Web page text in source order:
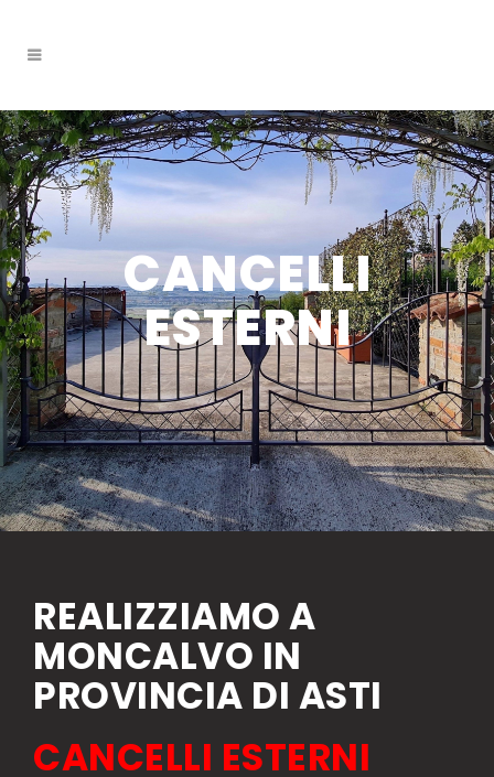
CANCELLI
ESTERNI
REALIZZIAMO A
MONCALVO IN
PROVINCIA DI ASTI
CANCELLI ESTERNI